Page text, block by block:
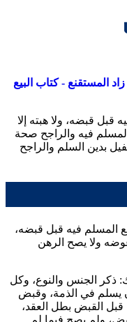
المستقنع - كتاب البيع
قبل قبضه، ولا هبته إلا
فيه والراجح صحة
بدين السلم والراجح
المسلم فيه قبل قبضه،
عوضه ولا يصح الرهن
ذكر الجنس والنوع، وكل
يسلم في الذمة، وقبض
القبض بطل العقد،
ولم يصح فيما لم